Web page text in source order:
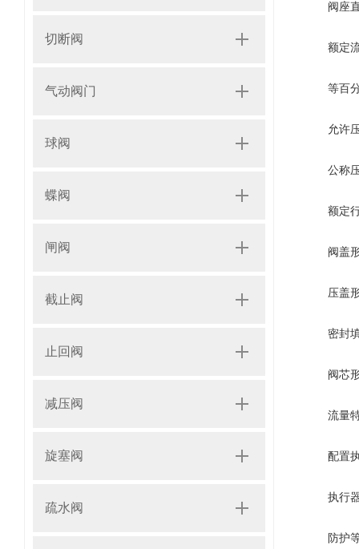
切断阀
气动阀门
球阀
蝶阀
闸阀
截止阀
止回阀
减压阀
旋塞阀
疏水阀
阀座直径
额定流量
等百分 8
允许压
公称压
额定行
阀盖形
压盖形
密封填
阀芯形
流量特
配置执
执行器
防护等